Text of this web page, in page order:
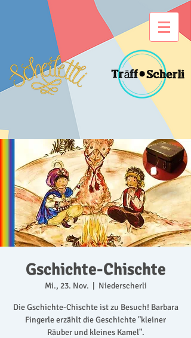
Gschichte-Chischte
Mi., 23. Nov. Niederscherli
Die Gschichte-Chischte ist zu Besuch! Barbara
Fingerle erzählt die Geschichte "kleiner
Räuber und kleines Kamel".